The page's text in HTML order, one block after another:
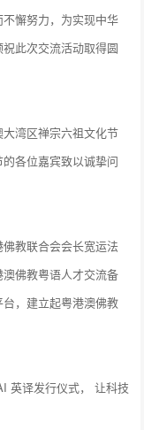
懈努力，为实现中华
此次交流活动取得圆
湾区禅宗六祖文化节
各位嘉宾致以诚挚问
教联合会会长宽运法
佛教粤语人才交流备
，建立起粤港澳佛教
英译发行仪式， 让科技